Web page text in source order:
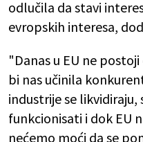
odlučila da stavi
evropskih interesa,
"Danas u EU ne
bi nas učinila
industrije se likvidiraju,
funkcionisati i dok EU
nećemo moći da se